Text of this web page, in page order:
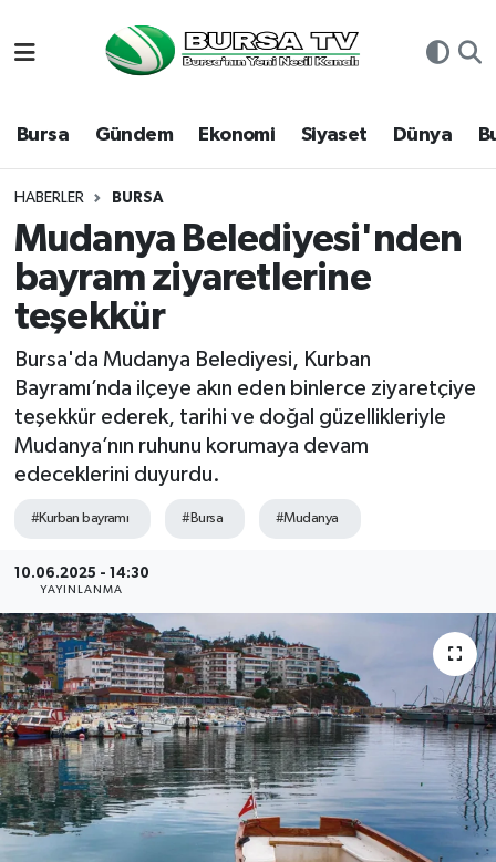
Bursa Gündem Ekonomi Siyaset Dünya
HABERLER BURSA
Mudanya Belediyesi'nden
bayram ziyaretlerine
teşekkür
Bursa'da Mudanya Belediyesi, Kurban
Bayramı’nda ilçeye akın eden binlerce ziyaretçiye
teşekkür ederek, tarihi ve doğal güzellikleriyle
Mudanya’nın ruhunu korumaya devam
edeceklerini duyurdu.
#Kurban bayramı #Bursa #Mudanya
10.06.2025 - 14:30
YAYINLANMA
Bursa
Dünya
Eğitim
Ekonomi
Genel
Gündem
Magazin
Siyaset
Spor
Teknoloji
Türkiye
Hava Durumu
Namaz Vakitleri
Trafik Durumu
Süper Lig Puan Durumu ve Fikstür
Tüm Manşetler
Son Dakika Haberleri
Haber Arşivi